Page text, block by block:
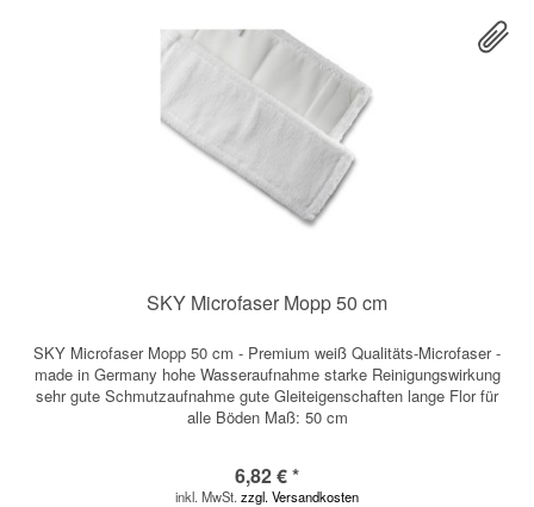
SKY Microfaser Mopp 50 cm
SKY Microfaser Mopp 50 cm - Premium weiß Qualitäts-Microfaser -
made in Germany hohe Wasseraufnahme starke Reinigungswirkung
sehr gute Schmutzaufnahme gute Gleiteigenschaften lange Flor für
alle Böden Maß: 50 cm
6,82 € *
inkl. MwSt. zzgl. Versandkosten